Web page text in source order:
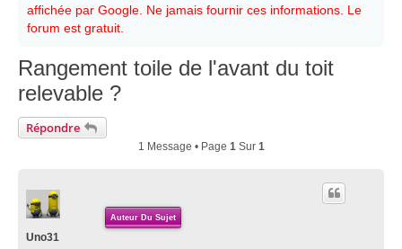
affichée par Google. Ne jamais fournir ces informations. Le
forum est gratuit.
Rangement toile de l'avant du toit
relevable ?
Répondre
1 Message • Page 1Sur 1
Auteur Du Sujet
Uno31